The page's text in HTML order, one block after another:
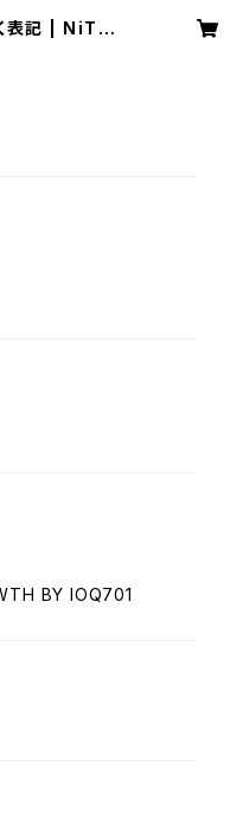
表記 | NiTRO
BY IOQ701